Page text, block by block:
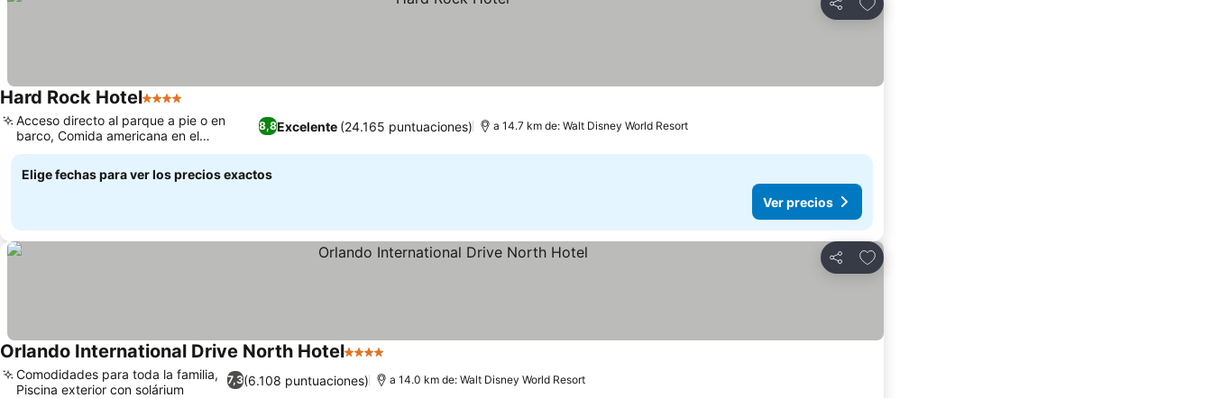
Compartir
Hard Rock Hotel4 Estrellas
8,8Excelente (24.165 puntuaciones)
Acceso directo al parque a pie o en
barco, Comida americana en el
restaurante The Kitchen
a 14.7 km de: Walt Disney World Resort
Elige fechas para ver los precios exactos
Ver precios
Compartir
Agregar a favoritos
Orlando International Drive North Hotel4 Estrellas
7,3(6.108 puntuaciones)
Comodidades para toda la familia,
Piscina exterior con solárium
a 14.0 km de: Walt Disney World Resort